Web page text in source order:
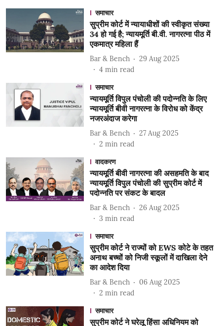
समाचार
सुप्रीम कोर्ट में न्यायाधीशों की स्वीकृत संख्या
34 हो गई है; न्यायमूर्ति बी.वी. नागरत्ना पीठ में
एकमात्र महिला हैं
Bar & Bench
29 Aug 2025
4 min read
समाचार
न्यायमूर्ति विपुल पंचोली की पदोन्नति के लिए
न्यायमूर्ति बीवी नागरत्ना के विरोध को केंद्र
नजरअंदाज करेगा
Bar & Bench
27 Aug 2025
2 min read
वादकरण
न्यायमूर्ति बीवी नागरत्ना की असहमति के बाद
न्यायमूर्ति विपुल पंचोली की सुप्रीम कोर्ट में
पदोन्नति पर संकट के बादल
Bar & Bench
26 Aug 2025
3 min read
समाचार
सुप्रीम कोर्ट ने राज्यों को EWS कोटे के तहत
अनाथ बच्चों को निजी स्कूलों में दाखिला देने
का आदेश दिया
Bar & Bench
06 Aug 2025
2 min read
समाचार
सुप्रीम कोर्ट ने घरेलू हिंसा अधिनियम को